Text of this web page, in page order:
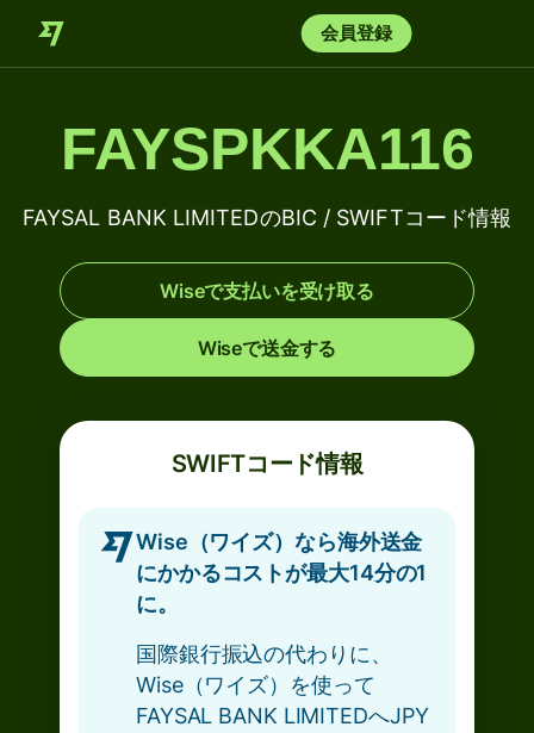
会員登録
FAYSPKKA116
FAYSAL BANK LIMITEDのBIC / SWIFTコード情報
Wiseで支払いを受け取る
Wiseで送金する
SWIFTコード情報
Wise（ワイズ）なら海外送金
にかかるコストが最大14分の1
に。
国際銀行振込の代わりに、
Wise（ワイズ）を使って
FAYSAL BANK LIMITEDへJPY